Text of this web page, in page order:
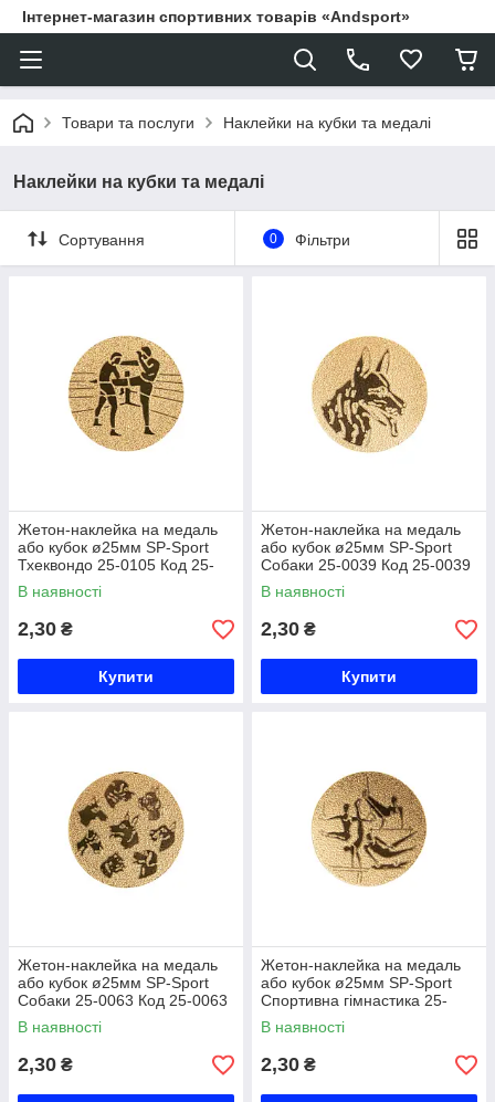
Інтернет-магазин спортивних товарів «Andsport»
Товари та послуги Наклейки на кубки та медалі
Наклейки на кубки та медалі
Сортування 0 Фільтри
Жетон-наклейка на медаль
або кубок ø25мм SP-Sport
Тхеквондо 25-0105 Код 25-
0105
В наявності
2,30 ₴
Купити
Жетон-наклейка на медаль
або кубок ø25мм SP-Sport
Собаки 25-0039 Код 25-0039
В наявності
2,30 ₴
Купити
Жетон-наклейка на медаль
або кубок ø25мм SP-Sport
Собаки 25-0063 Код 25-0063
В наявності
2,30 ₴
Жетон-наклейка на медаль
або кубок ø25мм SP-Sport
Спортивна гімнастика 25-
0075 Код 25-0075
В наявності
2,30 ₴